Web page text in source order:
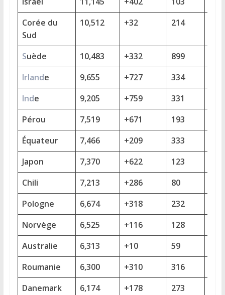
Corée du
Sud
10,512 +32 214
Suède 10,483 +332 899
Irlande 9,655 +727 334
Inde 9,205 +759 331
Pérou
7,519 +671 193
Équateur
7,466 +209 333
Japon
7,370 +622 123
Chili
7,213 +286 80
Pologne
6,674 +318 232
Norvège
6,525 +116 128
Australie
6,313 +10 59
Roumanie
6,300 +310 316
Danemark
6,174 +178 273